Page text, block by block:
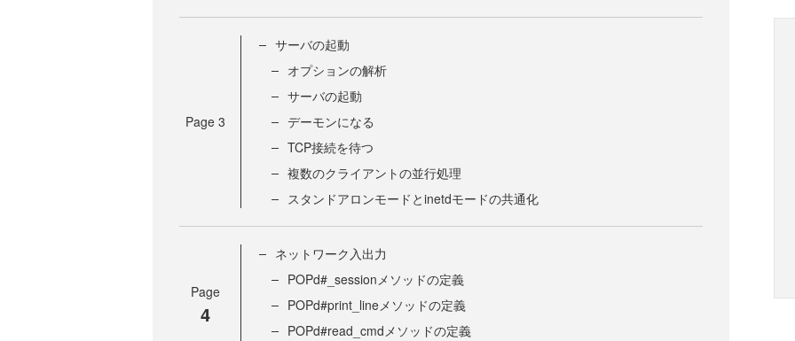
Page 3
サーバの起動
オプションの解析
サーバの起動
デーモンになる
TCP接続を待つ
複数のクライアントの並行処理
スタンドアロンモードとinetdモードの共通化
Page
4
ネットワーク入出力
POPd#_sessionメソッドの定義
POPd#print_lineメソッドの定義
POPd#read_cmdメソッドの定義